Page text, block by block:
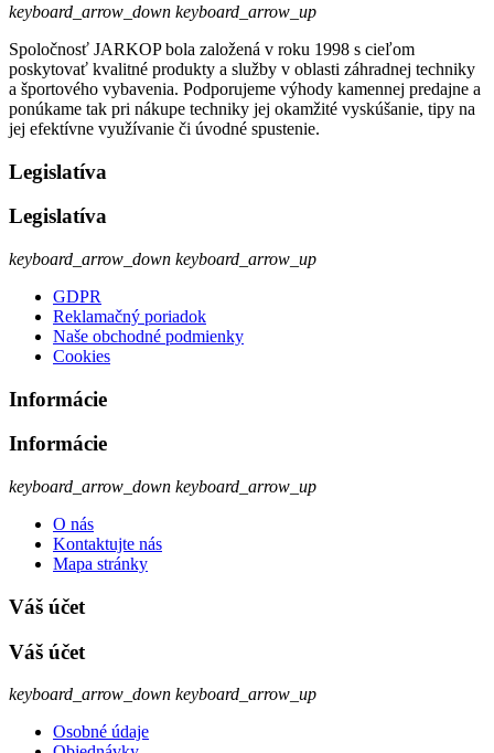
keyboard_arrow_down keyboard_arrow_up
Spoločnosť JARKOP bola založená v roku 1998 s cieľom
poskytovať kvalitné produkty a služby v oblasti záhradnej techniky
a športového vybavenia. Podporujeme výhody kamennej predajne a
ponúkame tak pri nákupe techniky jej okamžité vyskúšanie, tipy na
jej efektívne využívanie či úvodné spustenie.
Legislatíva
Legislatíva
keyboard_arrow_down keyboard_arrow_up
GDPR
Reklamačný poriadok
Naše obchodné podmienky
Cookies
Informácie
Informácie
keyboard_arrow_down keyboard_arrow_up
O nás
Kontaktujte nás
Mapa stránky
Váš účet
Váš účet
keyboard_arrow_down keyboard_arrow_up
Osobné údaje